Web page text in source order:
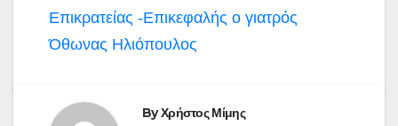
Επικρατείας -Επικεφαλής ο γιατρός
Όθωνας Ηλιόπουλος
ByΧρήστος Μίμης